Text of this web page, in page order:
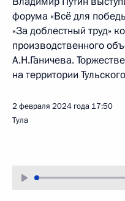
форума «Всё для
«За доблестный труд»
производственного
А.Н.Ганичева.
на территории
2 февраля 2024 года 17:50
Тула